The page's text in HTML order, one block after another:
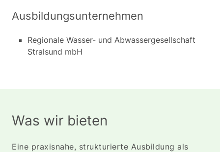
Ausbildungsunternehmen
Regionale Wasser- und Abwassergesellschaft
Stralsund mbH
Was wir bieten
Eine praxisnahe, strukturierte Ausbildung als